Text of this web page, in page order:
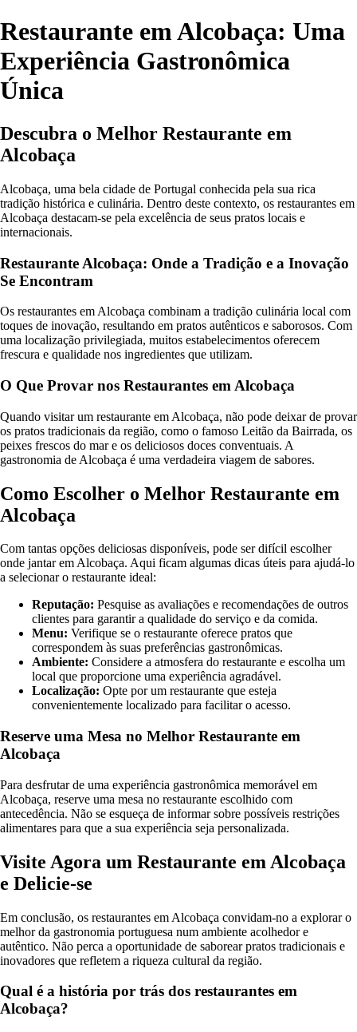
Restaurante em Alcobaça: Uma
Experiência Gastronômica
Única
Descubra o Melhor Restaurante em
Alcobaça
Alcobaça, uma bela cidade de Portugal conhecida pela sua rica
tradição histórica e culinária. Dentro deste contexto, os restaurantes em
Alcobaça destacam-se pela excelência de seus pratos locais e
internacionais.
Restaurante Alcobaça: Onde a Tradição e a Inovação
Se Encontram
Os restaurantes em Alcobaça combinam a tradição culinária local com
toques de inovação, resultando em pratos autênticos e saborosos. Com
uma localização privilegiada, muitos estabelecimentos oferecem
frescura e qualidade nos ingredientes que utilizam.
O Que Provar nos Restaurantes em Alcobaça
Quando visitar um restaurante em Alcobaça, não pode deixar de provar
os pratos tradicionais da região, como o famoso Leitão da Bairrada, os
peixes frescos do mar e os deliciosos doces conventuais. A
gastronomia de Alcobaça é uma verdadeira viagem de sabores.
Como Escolher o Melhor Restaurante em
Alcobaça
Com tantas opções deliciosas disponíveis, pode ser difícil escolher
onde jantar em Alcobaça. Aqui ficam algumas dicas úteis para ajudá-lo
a selecionar o restaurante ideal:
Reputação: Pesquise as avaliações e recomendações de outros
clientes para garantir a qualidade do serviço e da comida.
Menu: Verifique se o restaurante oferece pratos que
correspondem às suas preferências gastronômicas.
Ambiente: Considere a atmosfera do restaurante e escolha um
local que proporcione uma experiência agradável.
Localização: Opte por um restaurante que esteja
convenientemente localizado para facilitar o acesso.
Reserve uma Mesa no Melhor Restaurante em
Alcobaça
Para desfrutar de uma experiência gastronômica memorável em
Alcobaça, reserve uma mesa no restaurante escolhido com
antecedência. Não se esqueça de informar sobre possíveis restrições
alimentares para que a sua experiência seja personalizada.
Visite Agora um Restaurante em Alcobaça
e Delicie-se
Em conclusão, os restaurantes em Alcobaça convidam-no a explorar o
melhor da gastronomia portuguesa num ambiente acolhedor e
autêntico. Não perca a oportunidade de saborear pratos tradicionais e
inovadores que refletem a riqueza cultural da região.
Qual é a história por trás dos restaurantes em
Alcobaça?